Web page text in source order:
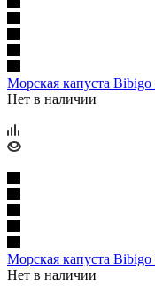
Морская капуста Bibigo
Нет в наличии
Морская капуста Bibigo
Нет в наличии